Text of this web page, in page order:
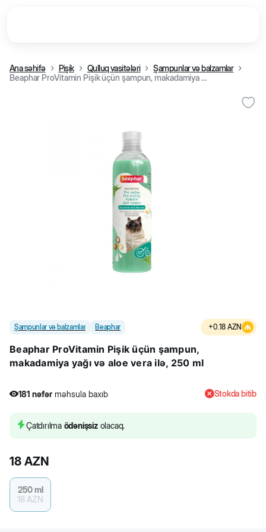
Ana səhifə Pişik Qulluq vasitələri
Şampunlar və balzamlar
Beaphar ProVitamin Pişik üçün şampun, makadamiya yağı və aloe vera ilə, 250 ml
Şampunlar və balzamlar Beaphar +0.18 AZN
Beaphar ProVitamin Pişik üçün şampun,
makadamiya yağı və aloe vera ilə, 250 ml
181 nəfər məhsula baxıb Stokda bitib
Çatdırılma ödənişsizolacaq.
18 AZN
250 ml
18 AZN